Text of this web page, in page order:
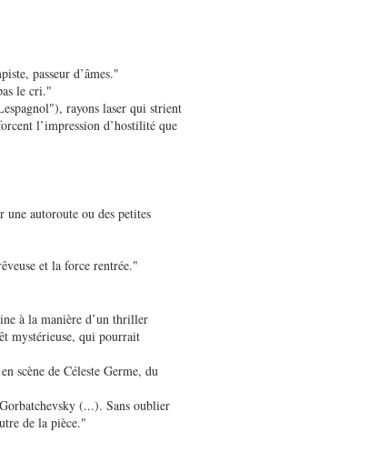
passeur d’âmes."
le cri."
rayons laser qui strient
l’impression d’hostilité que
autoroute ou des petites
et la force rentrée."
à la manière d’un thriller
mystérieuse, qui pourrait
scène de Céleste Germe, du
(...). Sans oublier
de la pièce."